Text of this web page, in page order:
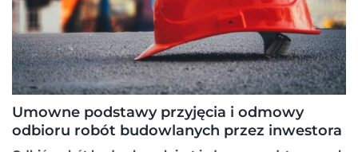
Umowne podstawy przyjęcia i odmowy
odbioru robót budowlanych przez inwestora